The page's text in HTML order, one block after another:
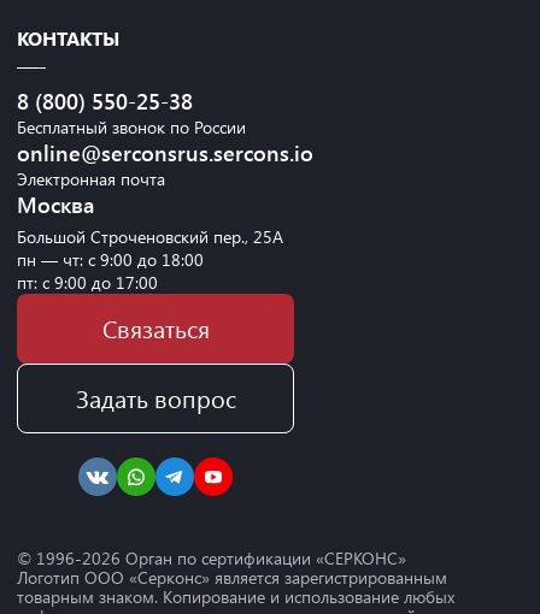
КОНТАКТЫ
8 (800) 550-25-38
Бесплатный звонок по России
online@serconsrus.sercons.io
Электронная почта
Москва
Большой Строченовский пер., 25А
пн — чт: с 9:00 до 18:00
пт: с 9:00 до 17:00
Связаться
Задать вопрос
© 1996-2026 Орган по сертификации «СЕРКОНС»
Логотип ООО «Серконс» является зарегистрированным
товарным знаком. Копирование и использование любых